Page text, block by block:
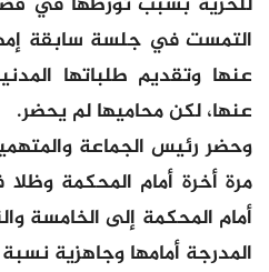
التمست في جلسة سابقة
عنها وتقديم طلباتها
عنها، لكن محاميها لم يحضر.
وحضر رئيس الجماعة
مرة أخرة أمام المحكمة
أمام المحكمة إلى الخامسة
المدرجة أمامها وجاهزية